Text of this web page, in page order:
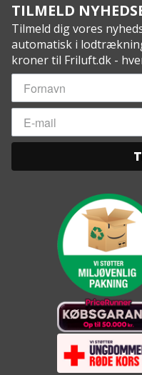
Indermateriale: 100%
Foring: 200 g
Membran: SEETEX®
Vandsøjletryk: 5.000
Åndbarhed: 5.000 mvp
TILMELD
Tilmeld dig vores
automatisk i
kroner til Friluft.dk -